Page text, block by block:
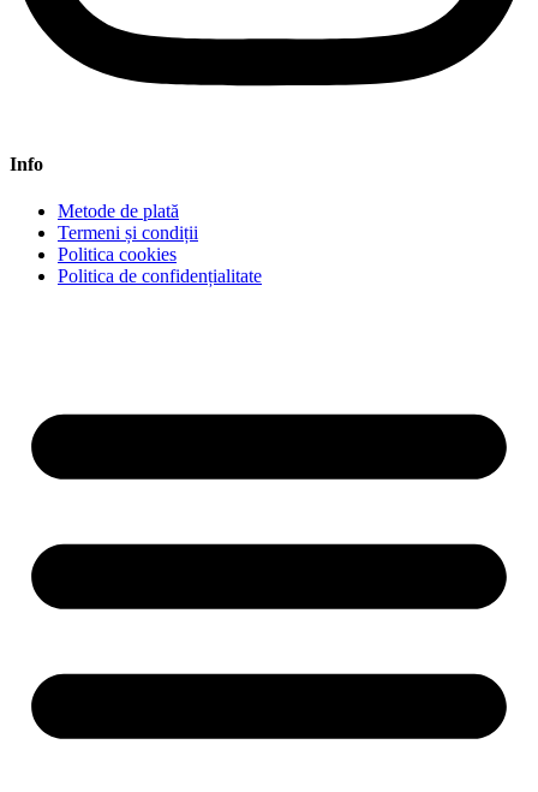
Info
Metode de plată
Termeni și condiții
Politica cookies
Politica de confidențialitate